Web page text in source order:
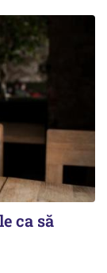
ca să